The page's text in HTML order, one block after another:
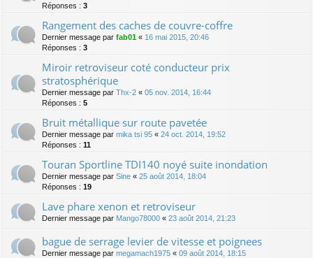
Réponses : 3
Rangement des caches de couvre-coffre
Dernier message par fab01 « 16 mai 2015, 20:46
Réponses : 3
Miroir retroviseur coté conducteur prix
stratosphérique
Dernier message par Thx-2 « 05 nov. 2014, 16:44
Réponses : 5
Bruit métallique sur route pavetée
Dernier message par mika tsi 95 « 24 oct. 2014, 19:52
Réponses : 11
Touran Sportline TDI140 noyé suite inondation
Dernier message par Sine « 25 août 2014, 18:04
Réponses : 19
Lave phare xenon et retroviseur
Dernier message par Mango78000 « 23 août 2014, 21:23
bague de serrage levier de vitesse et poignees
Dernier message par megamach1975 « 09 août 2014, 18:15